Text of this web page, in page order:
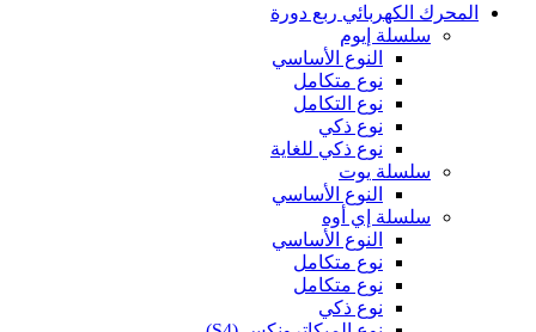
المحرك الكهربائي ربع دورة
سلسلة إيوم
النوع الأساسي
نوع متكامل
نوع التكامل
نوع ذكي
نوع ذكي للغاية
سلسلة يوت
النوع الأساسي
سلسلة إي أوه
النوع الأساسي
نوع متكامل
نوع متكامل
نوع ذكي